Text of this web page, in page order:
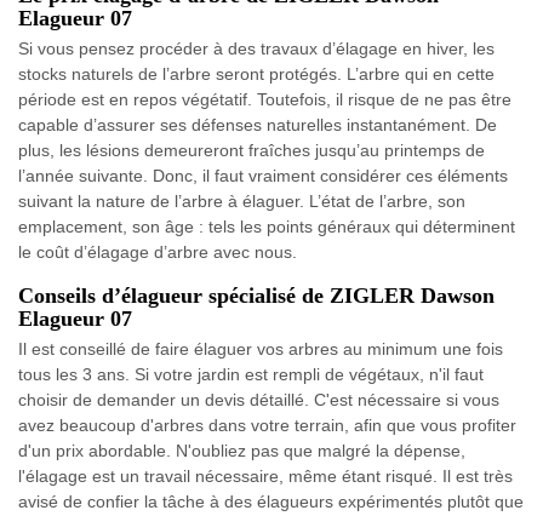
Elagueur 07
Si vous pensez procéder à des travaux d’élagage en hiver, les
stocks naturels de l’arbre seront protégés. L’arbre qui en cette
période est en repos végétatif. Toutefois, il risque de ne pas être
capable d’assurer ses défenses naturelles instantanément. De
plus, les lésions demeureront fraîches jusqu’au printemps de
l’année suivante. Donc, il faut vraiment considérer ces éléments
suivant la nature de l’arbre à élaguer. L’état de l’arbre, son
emplacement, son âge : tels les points généraux qui déterminent
le coût d’élagage d’arbre avec nous.
Conseils d’élagueur spécialisé de ZIGLER Dawson
Elagueur 07
Il est conseillé de faire élaguer vos arbres au minimum une fois
tous les 3 ans. Si votre jardin est rempli de végétaux, n'il faut
choisir de demander un devis détaillé. C'est nécessaire si vous
avez beaucoup d'arbres dans votre terrain, afin que vous profiter
d'un prix abordable. N'oubliez pas que malgré la dépense,
l'élagage est un travail nécessaire, même étant risqué. Il est très
avisé de confier la tâche à des élagueurs expérimentés plutôt que